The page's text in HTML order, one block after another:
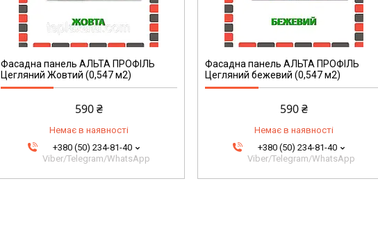
Фасадна панель АЛЬТА ПРОФІЛЬ
Цегляний Жовтий (0,547 м2)
590 ₴
Немає в наявності
+380 (50) 234-81-40
Viber/Telegram/WhatsApp
Фасадна панель АЛЬТА ПРОФІЛЬ
Цегляний бежевий (0,547 м2)
590 ₴
Немає в наявності
+380 (50) 234-81-40
Viber/Telegram/WhatsApp